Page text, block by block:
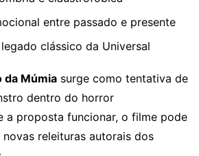
entre passado e presente
clássico da Universal
da Múmia surge como tentativa de
dentro do horror
a proposta funcionar, o filme pode
releituras autorais dos